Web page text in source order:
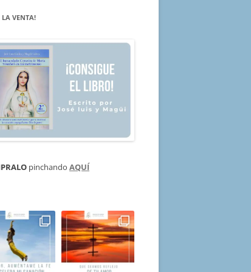
LA VENTA!
pinchando AQUÍ